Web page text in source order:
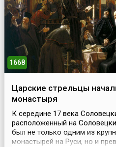
1668
Царские стрельцы
монастыря
К середине 17 века
расположенный на
был не только одним из
монастырей на Руси, но и